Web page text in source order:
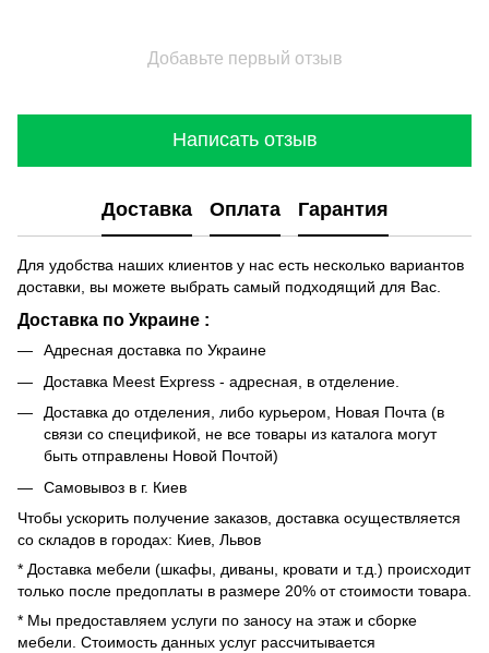
Добавьте первый отзыв
Написать отзыв
Доставка Оплата Гарантия
Для удобства наших клиентов у нас есть несколько вариантов
доставки, вы можете выбрать самый подходящий для Вас.
Доставка по Украине :
Адресная доставка по Украине
Доставка Meest Express - адресная, в отделение.
Доставка до отделения, либо курьером, Новая Почта (в
связи со спецификой, не все товары из каталога могут
быть отправлены Новой Почтой)
Самовывоз в г. Киев
Чтобы ускорить получение заказов, доставка осуществляется
со складов в городах: Киев, Львов
* Доставка мебели (шкафы, диваны, кровати и т.д.) происходит
только после предоплаты в размере 20% от стоимости товара.
* Мы предоставляем услуги по заносу на этаж и сборке
мебели. Стоимость данных услуг рассчитывается